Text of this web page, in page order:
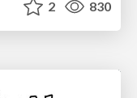
2 830